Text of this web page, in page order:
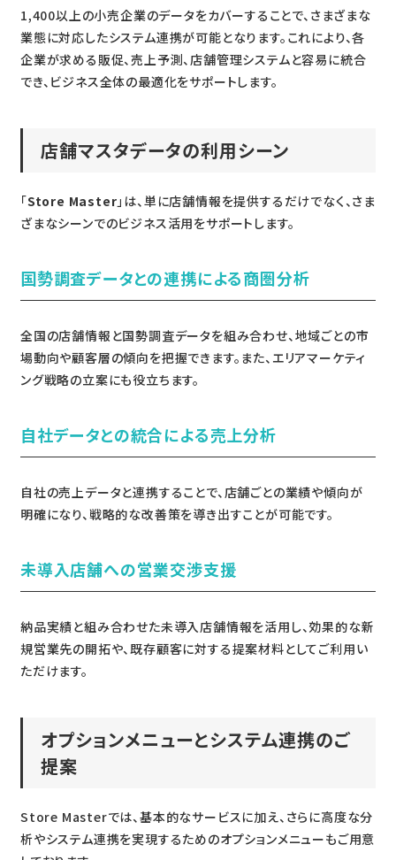
1,400以上の小売企業のデータをカバーすることで、さまざまな
業態に対応したシステム連携が可能となります。これにより、各
企業が求める販促、売上予測、店舗管理システムと容易に統合
でき、ビジネス全体の最適化をサポートします。
店舗マスタデータの利用シーン
「Store Master」は、単に店舗情報を提供するだけでなく、さま
ざまなシーンでのビジネス活用をサポートします。
国勢調査データとの連携による商圏分析
全国の店舗情報と国勢調査データを組み合わせ、地域ごとの市
場動向や顧客層の傾向を把握できます。また、エリアマーケティ
ング戦略の立案にも役立ちます。
自社データとの統合による売上分析
自社の売上データと連携することで、店舗ごとの業績や傾向が
明確になり、戦略的な改善策を導き出すことが可能です。
未導入店舗への営業交渉支援
納品実績と組み合わせた未導入店舗情報を活用し、効果的な新
規営業先の開拓や、既存顧客に対する提案材料としてご利用い
ただけます。
オプションメニューとシステム連携のご
提案
Store Masterでは、基本的なサービスに加え、さらに高度な分
析やシステム連携を実現するためのオプションメニューもご用意